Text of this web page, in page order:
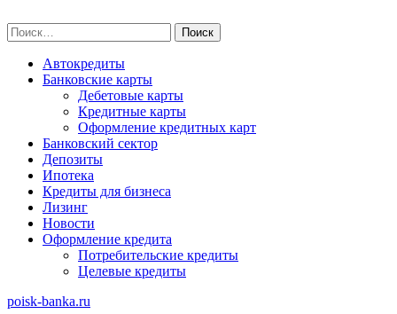
to
content
Найти:
Автокредиты
Банковские карты
Дебетовые карты
Кредитные карты
Оформление кредитных карт
Банковский сектор
Депозиты
Ипотека
Кредиты для бизнеса
Лизинг
Новости
Оформление кредита
Потребительские кредиты
Целевые кредиты
poisk-banka.ru